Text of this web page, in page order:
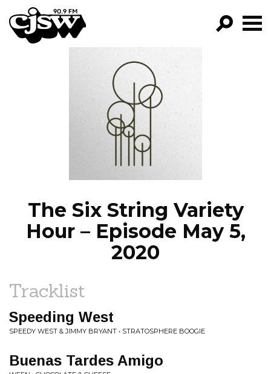
CJSW
FILTER BY:
PROGRAMS
EPISODES
NEWS
The Six String Variety
Hour – Episode May 5,
2020
Tracklist
Speeding West
SPEEDY WEST & JIMMY BRYANT • STRATOSPHERE BOOGIE
Buenas Tardes Amigo